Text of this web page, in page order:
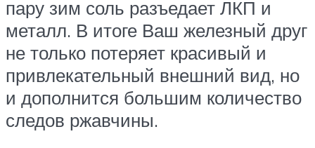
пару зим соль разъедает ЛКП и
металл. В итоге Ваш железный друг
не только потеряет красивый и
привлекательный внешний вид, но
и дополнится большим количество
следов ржавчины.